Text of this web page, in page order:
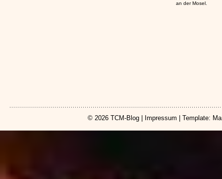
an der Mosel.
© 2026 TCM-Blog| Impressum | Template: